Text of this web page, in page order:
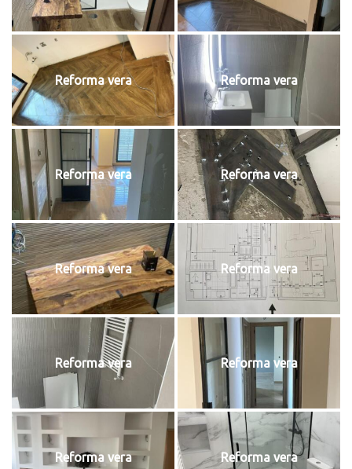
Reforma vera Reforma vera
Reforma vera Reforma vera
Reforma vera Reforma vera
Reforma vera Reforma vera
Reforma vera Reforma vera